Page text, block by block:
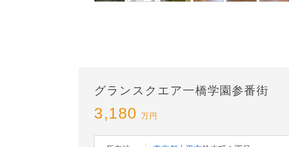
グランスクエア一橋学園参番街
3,180 万円